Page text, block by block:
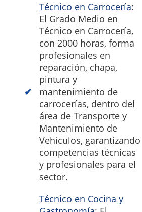
Técnico en Carrocería:
El Grado Medio en
Técnico en Carrocería,
con 2000 horas, forma
profesionales en
reparación, chapa,
pintura y
mantenimiento de
carrocerías, dentro del
área de Transporte y
Mantenimiento de
Vehículos, garantizando
competencias técnicas
y profesionales para el
sector.
Técnico en Cocina y